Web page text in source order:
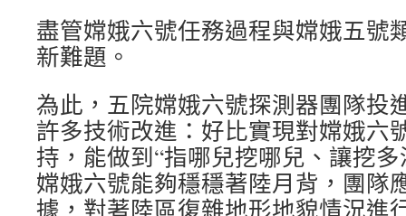
盡管嫦娥六號任務過程與嫦娥五號
新難題。
為此，五院嫦娥六號探測器團隊投
許多技術改進：好比實現對嫦娥六
持，能做到“指哪兒挖哪兒、讓挖
嫦娥六號能夠穩穩著陸月背，團隊
據，對著陸區復雜地形地貌情況進